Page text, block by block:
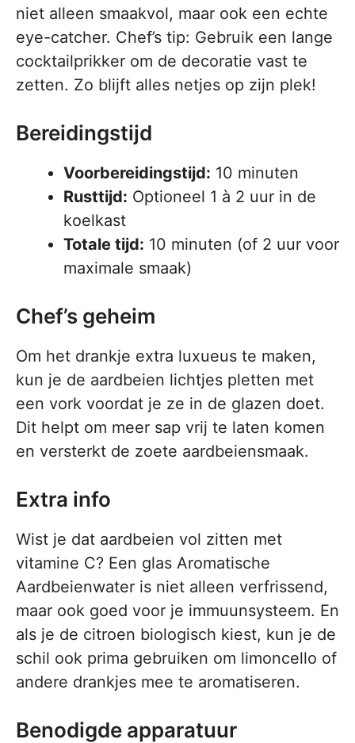
niet alleen smaakvol, maar ook een echte
eye-catcher. Chef’s tip: Gebruik een lange
cocktailprikker om de decoratie vast te
zetten. Zo blijft alles netjes op zijn plek!
Bereidingstijd
Voorbereidingstijd: 10 minuten
Rusttijd: Optioneel 1 à 2 uur in de
koelkast
Totale tijd: 10 minuten (of 2 uur voor
maximale smaak)
Chef’s geheim
Om het drankje extra luxueus te maken,
kun je de aardbeien lichtjes pletten met
een vork voordat je ze in de glazen doet.
Dit helpt om meer sap vrij te laten komen
en versterkt de zoete aardbeiensmaak.
Extra info
Wist je dat aardbeien vol zitten met
vitamine C? Een glas Aromatische
Aardbeienwater is niet alleen verfrissend,
maar ook goed voor je immuunsysteem. En
als je de citroen biologisch kiest, kun je de
schil ook prima gebruiken om limoncello of
andere drankjes mee te aromatiseren.
Benodigde apparatuur